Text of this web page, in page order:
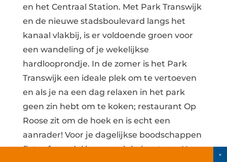
en het Centraal Station. Met Park Transwijk
en de nieuwe stadsboulevard langs het
kanaal vlakbij, is er voldoende groen voor
een wandeling of je wekelijkse
hardlooprondje. In de zomer is het Park
Transwijk een ideale plek om te vertoeven
en als je na een dag relaxen in het park
geen zin hebt om te koken; restaurant Op
Roose zit om de hoek en is echt een
aanrader! Voor je dagelijkse boodschappen
fiets of wandel je naar winkelcentrum Nova